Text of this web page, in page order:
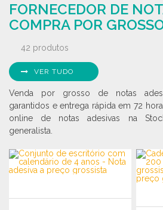
Solicitar um orçamento
FORNECEDOR DE
COMPRA POR
42 produtos
VER TUDO
Venda por grosso de notas
garantidos e entrega rápida em 72
online de notas adesivas na
generalista.